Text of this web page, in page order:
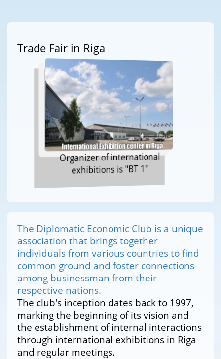
Trade Fair in Riga
Organizer of international
exhibitions is "BT 1"
The Diplomatic Economic Club is a unique
association that brings together
individuals from various countries to find
common ground and foster connections
among businessman from their
respective nations.
The club's inception dates back to 1997,
marking the beginning of its vision and
the establishment of internal interactions
through international exhibitions in Riga
and regular meetings.